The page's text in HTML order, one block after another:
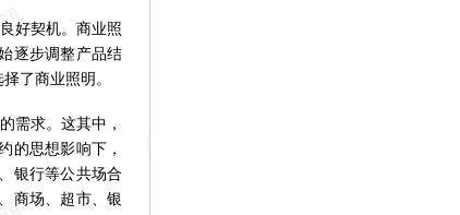
好契机。商业照
逐步调整产品结
了商业照明。
需求。这其中，
的思想影响下，
银行等公共场合
商场、超市、银